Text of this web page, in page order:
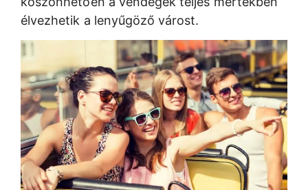
élvezhetik a lenyűgöző várost.